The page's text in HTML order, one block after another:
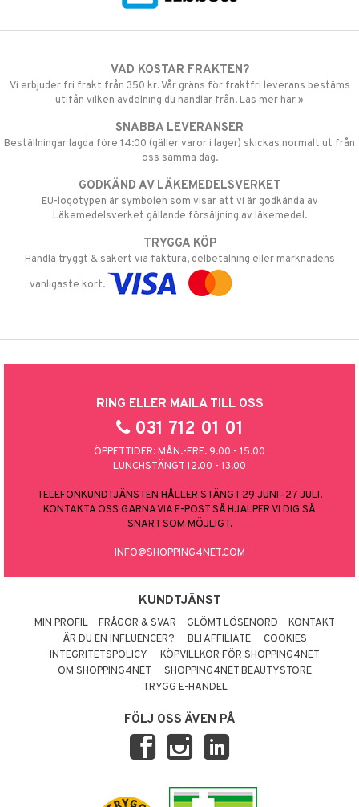
VAD KOSTAR FRAKTEN?
Vi erbjuder fri frakt från 350 kr. Vår gräns för fraktfri leverans bestäms
utifån vilken avdelning du handlar från. Läs mer här »
SNABBA LEVERANSER
Beställningar lagda före 14:00 (gäller varor i lager) skickas normalt ut från
oss samma dag.
GODKÄND AV LÄKEMEDELSVERKET
EU-logotypen är symbolen som visar att vi är godkända av
Läkemedelsverket gällande försäljning av läkemedel.
TRYGGA KÖP
Handla tryggt & säkert via faktura, delbetalning eller marknadens
vanligaste kort.
RING ELLER MAILA TILL OSS
031 712 01 01
ÖPPETTIDER: MÅN.-FRE. 9.00 - 15.00
LUNCHSTÄNGT 12.00 - 13.00
TELEFONKUNDTJÄNSTEN HÅLLER STÄNGT 29 JUNI–27 JULI.
KONTAKTA OSS GÄRNA VIA E-POST SÅ HJÄLPER VI DIG SÅ
SNART SOM MÖJLIGT.
INFO@SHOPPING4NET.COM
KUNDTJÄNST
MIN PROFIL FRÅGOR & SVAR GLÖMT LÖSENORD
KONTAKT
ÄR DU EN INFLUENCER?
BLI AFFILIATE
COOKIES
INTEGRITETSPOLICY
KÖPVILLKOR FÖR SHOPPING4NET
OM SHOPPING4NET
SHOPPING4NET BEAUTYSTORE
TRYGG E-HANDEL
FÖLJ OSS ÄVEN PÅ